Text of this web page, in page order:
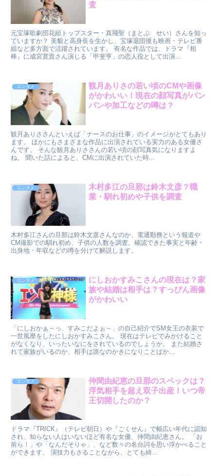
査
元宝塚歌劇団花組トップスター・真飛聖（まとぶ せい）さんを知っ
ていますか？ 美貌と高身長を生かし、宝塚退団後も映画・テレビ番
組など多方面で活躍されています。 有名な作品では、ドラマ『相
棒』に成宮寛貴さん演じる「甲斐亨」の恋人役として出演...
エンタメ
観月ありさの若い頃のCMや画像
がかわいい！現在の顔写真がパン
パンや加工などの噂は？
観月ありささんといえば「ナースのお仕事」のイメージがとてもあり
ます。 ほかにもさまざまな作品に出演されている実力のある女優さ
んです。 そんな観月ありささんの若い頃の顔写真気になりますよ
ね。 聞いた話によると、CMに出演されていた時...
エンタメ
木村多江の旦那は鈴木文彦？職
業・馴れ初めや子供を調査
木村多江さんの旦那は鈴木文彦さんなのか、電通勤務という報道や
CM撮影での馴れ初め、子供の人数を調査。確認できた事実と年齢・
出身地・年収などの噂を分けて解説します。
エンタメ
にしおかすみこさんの現在は？家
族や結婚は相手は？すっぴん画像
がかわいい
「にしおかぁ～っ、すみこだよぉ～」の自己紹介でSM女王の衣装で
一世風靡をしたにしおかすみこさん。 現在はテレビでみかけること
がなくなり、いったいなにをされているのでしょうか。 また結婚さ
れて家族がいるのか、相手は誰なのかきになりことばか...
エンタメ
仲間由紀恵の旦那のスペックは？
浮気相手を超え双子出産！いつ帝
王切開したのか？
ドラマ『TRICK』（テレビ朝日）や『ごくせん』で幅広い年代に認知
され、知らない人はいないほど有名な女優、仲間由紀恵さん。 「お
前ら！」や「なんだそりゃ」、など数々の名台詞を思い浮かべること
ができます。 演技力もさることながら、とても綺...